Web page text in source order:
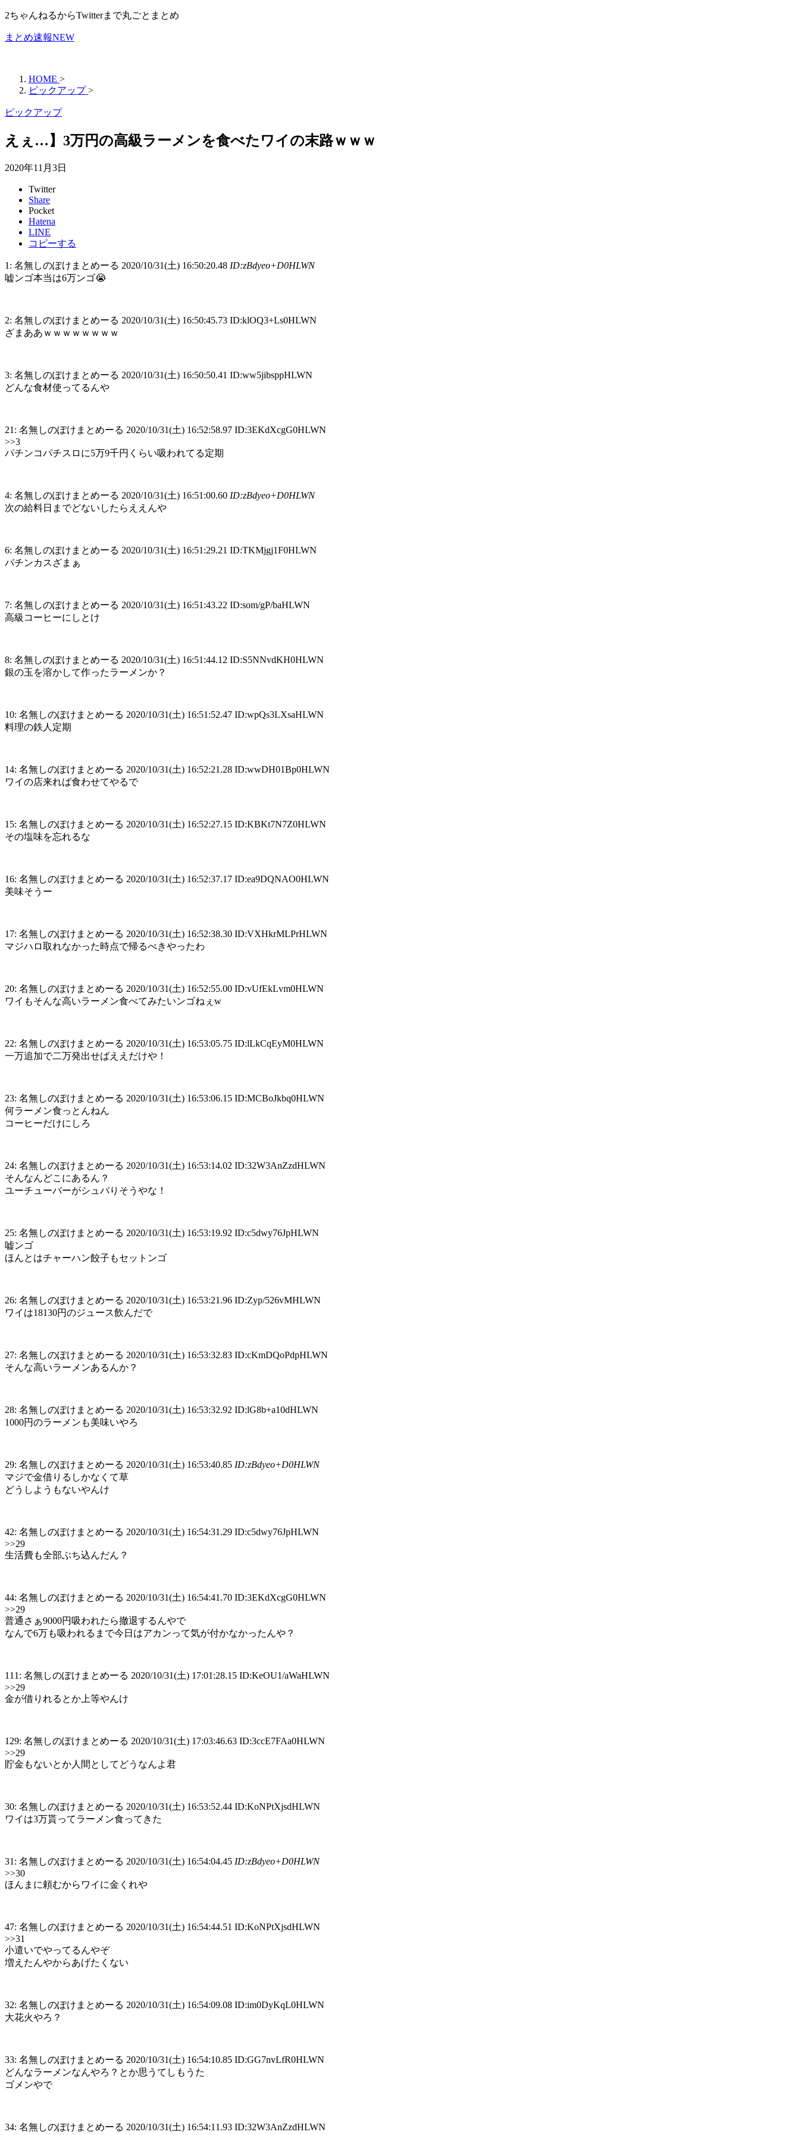
2ちゃんねるからTwitterまで丸ごとまとめ
まとめ速報NEW
HOME >
ピックアップ >
ピックアップ
えぇ…】3万円の高級ラーメンを食べたワイの末路ｗｗｗ
2020年11月3日
Twitter
Share
Pocket
Hatena
LINE
コピーする
1: 名無しのぽけまとめーる 2020/10/31(土) 16:50:20.48 ID:zBdyeo+D0HLWN
嘘ンゴ本当は6万ンゴ😭
2: 名無しのぽけまとめーる 2020/10/31(土) 16:50:45.73 ID:klOQ3+Ls0HLWN
ざまああｗｗｗｗｗｗｗｗ
3: 名無しのぽけまとめーる 2020/10/31(土) 16:50:50.41 ID:ww5jibsppHLWN
どんな食材使ってるんや
21: 名無しのぽけまとめーる 2020/10/31(土) 16:52:58.97 ID:3EKdXcgG0HLWN
>>3
パチンコパチスロに5万9千円くらい吸われてる定期
4: 名無しのぽけまとめーる 2020/10/31(土) 16:51:00.60 ID:zBdyeo+D0HLWN
次の給料日までどないしたらええんや
6: 名無しのぽけまとめーる 2020/10/31(土) 16:51:29.21 ID:TKMjgj1F0HLWN
パチンカスざまぁ
7: 名無しのぽけまとめーる 2020/10/31(土) 16:51:43.22 ID:som/gP/baHLWN
高級コーヒーにしとけ
8: 名無しのぽけまとめーる 2020/10/31(土) 16:51:44.12 ID:S5NNvdKH0HLWN
銀の玉を溶かして作ったラーメンか？
10: 名無しのぽけまとめーる 2020/10/31(土) 16:51:52.47 ID:wpQs3LXsaHLWN
料理の鉄人定期
14: 名無しのぽけまとめーる 2020/10/31(土) 16:52:21.28 ID:wwDH01Bp0HLWN
ワイの店来れば食わせてやるで
15: 名無しのぽけまとめーる 2020/10/31(土) 16:52:27.15 ID:KBKt7N7Z0HLWN
その塩味を忘れるな
16: 名無しのぽけまとめーる 2020/10/31(土) 16:52:37.17 ID:ea9DQNAO0HLWN
美味そうー
17: 名無しのぽけまとめーる 2020/10/31(土) 16:52:38.30 ID:VXHkrMLPrHLWN
マジハロ取れなかった時点で帰るべきやったわ
20: 名無しのぽけまとめーる 2020/10/31(土) 16:52:55.00 ID:vUfEkLvm0HLWN
ワイもそんな高いラーメン食べてみたいンゴねぇw
22: 名無しのぽけまとめーる 2020/10/31(土) 16:53:05.75 ID:lLkCqEyM0HLWN
一万追加で二万発出せばええだけや！
23: 名無しのぽけまとめーる 2020/10/31(土) 16:53:06.15 ID:MCBoJkbq0HLWN
何ラーメン食っとんねん
コーヒーだけにしろ
24: 名無しのぽけまとめーる 2020/10/31(土) 16:53:14.02 ID:32W3AnZzdHLWN
そんなんどこにあるん？
ユーチューバーがシュバりそうやな！
25: 名無しのぽけまとめーる 2020/10/31(土) 16:53:19.92 ID:c5dwy76JpHLWN
嘘ンゴ
ほんとはチャーハン餃子もセットンゴ
26: 名無しのぽけまとめーる 2020/10/31(土) 16:53:21.96 ID:Zyp/526vMHLWN
ワイは18130円のジュース飲んだで
27: 名無しのぽけまとめーる 2020/10/31(土) 16:53:32.83 ID:cKmDQoPdpHLWN
そんな高いラーメンあるんか？
28: 名無しのぽけまとめーる 2020/10/31(土) 16:53:32.92 ID:lG8b+a10dHLWN
1000円のラーメンも美味いやろ
29: 名無しのぽけまとめーる 2020/10/31(土) 16:53:40.85 ID:zBdyeo+D0HLWN
マジで金借りるしかなくて草
どうしようもないやんけ
42: 名無しのぽけまとめーる 2020/10/31(土) 16:54:31.29 ID:c5dwy76JpHLWN
>>29
生活費も全部ぶち込んだん？
44: 名無しのぽけまとめーる 2020/10/31(土) 16:54:41.70 ID:3EKdXcgG0HLWN
>>29
普通さぁ9000円吸われたら撤退するんやで
なんで6万も吸われるまで今日はアカンって気が付かなかったんや？
111: 名無しのぽけまとめーる 2020/10/31(土) 17:01:28.15 ID:KeOU1/aWaHLWN
>>29
金が借りれるとか上等やんけ
129: 名無しのぽけまとめーる 2020/10/31(土) 17:03:46.63 ID:3ccE7FAa0HLWN
>>29
貯金もないとか人間としてどうなんよ君
30: 名無しのぽけまとめーる 2020/10/31(土) 16:53:52.44 ID:KoNPtXjsdHLWN
ワイは3万貰ってラーメン食ってきた
31: 名無しのぽけまとめーる 2020/10/31(土) 16:54:04.45 ID:zBdyeo+D0HLWN
>>30
ほんまに頼むからワイに金くれや
47: 名無しのぽけまとめーる 2020/10/31(土) 16:54:44.51 ID:KoNPtXjsdHLWN
>>31
小遣いでやってるんやぞ
増えたんやからあげたくない
32: 名無しのぽけまとめーる 2020/10/31(土) 16:54:09.08 ID:im0DyKqL0HLWN
大花火やろ？
33: 名無しのぽけまとめーる 2020/10/31(土) 16:54:10.85 ID:GG7nvLfR0HLWN
どんなラーメンなんやろ？とか思うてしもうた
ゴメンやで
34: 名無しのぽけまとめーる 2020/10/31(土) 16:54:11.93 ID:32W3AnZzdHLWN